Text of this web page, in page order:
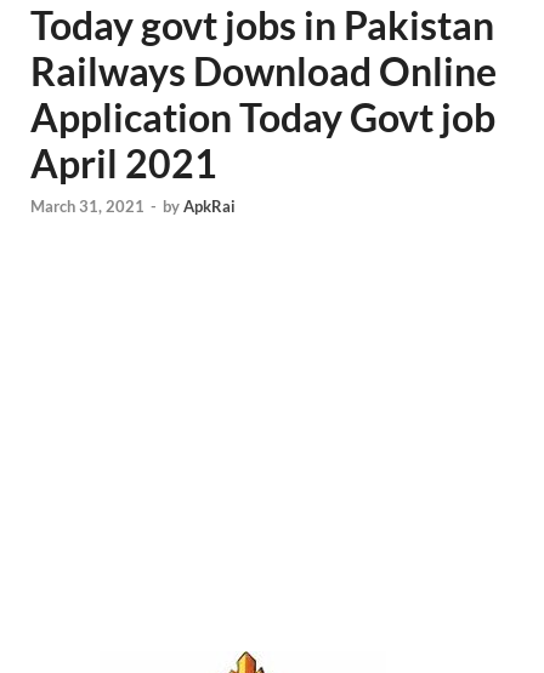
Today govt jobs in Pakistan
Railways Download Online
Application Today Govt job
April 2021
March 31, 2021 - byApkRai